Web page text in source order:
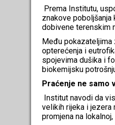
Prema Institutu,
znakove
dobivene terenskim
Među pokazateljima
opterećenja i
spojevima dušika i
biokemijsku
Praćenje ne samo
Institut navodi da
velikih rijeka i jezera
promjena na